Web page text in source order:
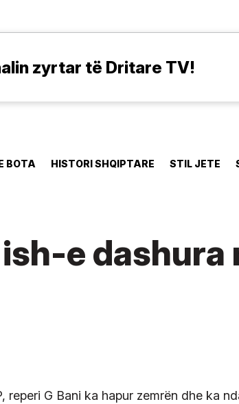
zyrtar të Dritare TV!
BOTA HISTORI SHQIPTARE STIL JETE
e dashura
G Bani ka hapur zemrën dhe ka